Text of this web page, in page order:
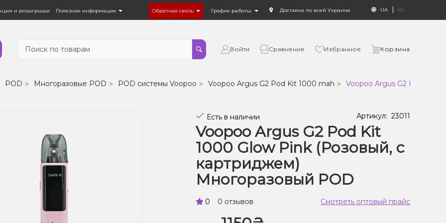
и розыгрыши Полезная информация Обратная связь График работы: Доставка по всей Украине UA RU
Войти Сравнение Избранное Корзина
POD Многоразовые POD POD системы Voopoo Voopoo Argus G2 Pod Kit 1000 mah Voopoo Argus G2 Pod Kit
Есть в наличии Артикул: 23011
Voopoo Argus G2 Pod Kit
1000 Glow Pink (Розовый, с
картриджем)
Многоразовый POD
0 0 отзывов Смотреть оптовый прайс